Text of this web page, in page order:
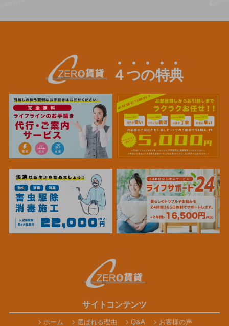
４つの特典
サイトコンテンツ
ホーム 選ばれる理由 Q&A お客様の声